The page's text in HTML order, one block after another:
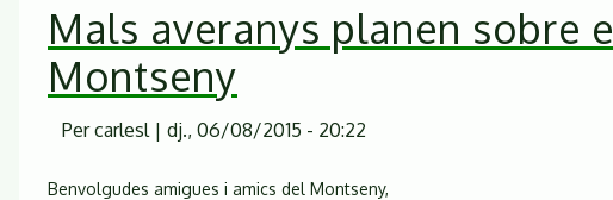
Mals averanys planen sobre
Montseny
Percarlesl | dj., 06/08/2015 - 20:22
Benvolgudes amigues i amics del Montseny,